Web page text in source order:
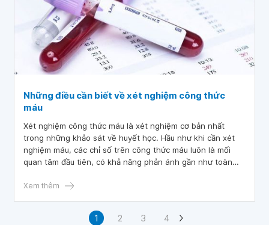
Những điều cần biết về xét nghiệm công thức
máu
Xét nghiệm công thức máu là xét nghiệm cơ bản nhất
trong những khảo sát về huyết học. Hầu như khi cần xét
nghiệm máu, các chỉ số trên công thức máu luôn là mối
quan tâm đầu tiên, có khả năng phản ánh gần như toàn
ai cũng hiểu được nội dung trên tờ giấy trả kết quả xét
Xem thêm
1 2 3 4